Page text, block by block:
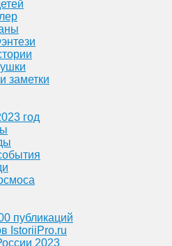
заметки
год
публикаций
IstoriiPro.ru
2023